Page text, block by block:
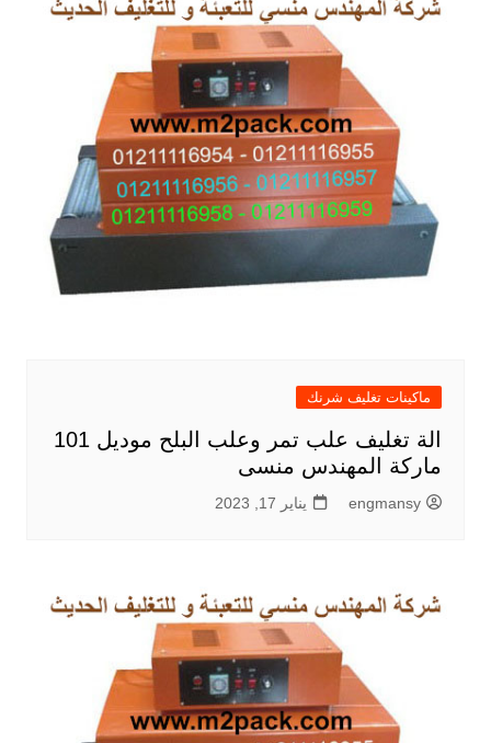
ماكينات تغليف شرنك
الة تغليف علب تمر وعلب البلح موديل 101
ماركة المهندس منسى
engmansy يناير 17, 2023